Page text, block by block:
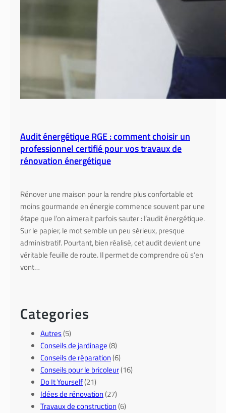
Audit énergétique RGE : comment choisir un
professionnel certifié pour vos travaux de
rénovation énergétique
Rénover une maison pour la rendre plus confortable et
moins gourmande en énergie commence souvent par une
étape que l’on aimerait parfois sauter : l’audit énergétique.
Sur le papier, le mot semble un peu sérieux, presque
administratif. Pourtant, bien réalisé, cet audit devient une
véritable feuille de route. Il permet de comprendre où s’en
vont…
Categories
Autres(5)
Conseils de jardinage(8)
Conseils de réparation(6)
Conseils pour le bricoleur(16)
Do It Yourself(21)
Idées de rénovation(27)
Travaux de construction(6)